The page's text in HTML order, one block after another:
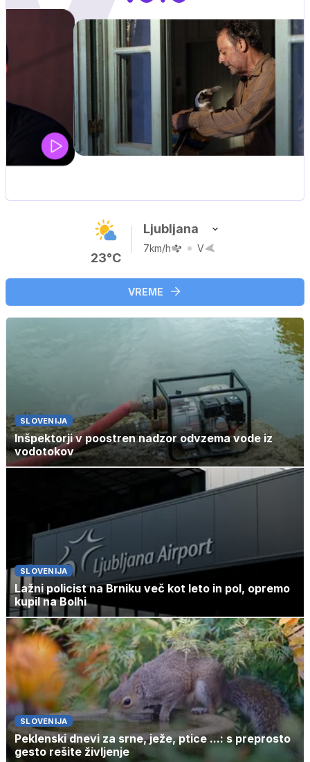
MOJ PRIJATELJ PINGVIN
23°C
Ljubljana
7km/h V
VREME
SLOVENIJA
Inšpektorji v poostren nadzor odvzema vode iz
vodotokov
SLOVENIJA
Lažni policist na Brniku več kot leto in pol, opremo
kupil na Bolhi
SLOVENIJA
Peklenski dnevi za srne, ježe, ptice ...: s preprosto
gesto rešite življenje